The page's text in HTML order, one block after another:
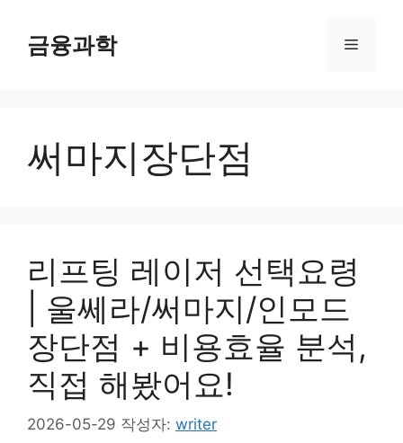
금융과학 메
써마지장단점
리프팅 레이저 선택요령
| 울쎄라/써마지/인모드
장단점 + 비용효율 분석,
직접 해봤어요!
2026-05-29 작성자: writer